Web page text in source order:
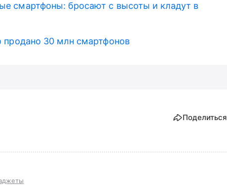
смартфоны: бросают с высоты и кладут в
продано 30 млн смартфонов
Поделиться